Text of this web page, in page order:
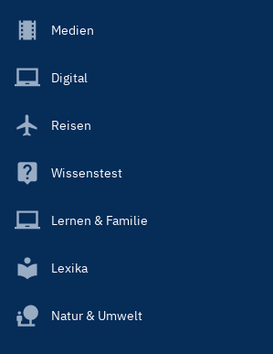
Footer
Main
Medien
Digital
Reisen
Wissenstest
Lernen & Familie
Lexika
Natur & Umwelt